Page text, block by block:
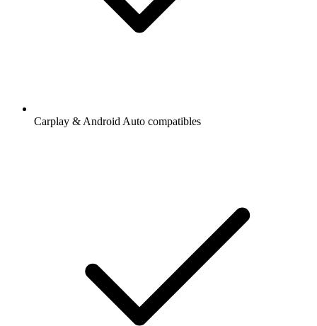
Carplay & Android Auto compatibles